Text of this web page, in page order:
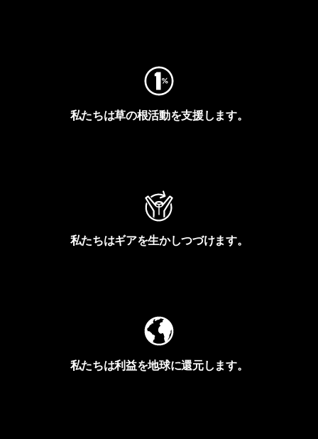
私たちは草の根活動を支援します。
私たちはギアを生かしつづけます。
私たちは利益を地球に還元します。